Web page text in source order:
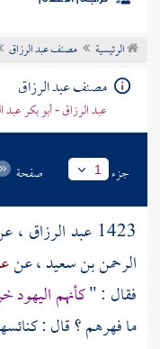
موضوعي
تراجم الأعلام
الرئيسية مصنف عبد الرزاق
مصنف عبد الرزاق
عبد الرزاق - أبو بكر عبد
جزء 1 صفحة
1423 عبد الرزاق ،
الرحمن بن سعيد، عن
فقال : "كأنهماليهود
ما فهرهم ؟ قال :